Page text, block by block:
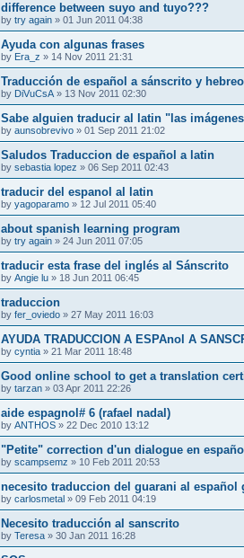
difference between suyo and tuyo???
by try again » 01 Jun 2011 04:38
Ayuda con algunas frases
by Era_z » 14 Nov 2011 21:31
Traducción de español a sánscrito y hebreo
by DiVuCsA» 13 Nov 2011 02:30
Sabe alguien traducir al latin "las
by aunsobrevivo » 01 Sep 2011 21:02
Saludos Traduccion de español a latin
by sebastia lopez » 06 Sep 2011 02:43
traducir del espanol al latin
by yagoparamo » 12 Jul 2011 05:40
about spanish learning program
by try again » 24 Jun 2011 07:05
traducir esta frase del inglés al Sánscrito
by Angie lu » 18 Jun 2011 06:45
traduccion
by fer_oviedo » 27 May 2011 16:03
AYUDA TRADUCCION A ESPAnol A
by cyntia » 21 Mar 2011 18:48
Good online school to get a translation
by tarzan » 03 Apr 2011 22:26
aide espagnol# 6 (rafael nadal)
by ANTHOS » 22 Dec 2010 13:12
"Petite" correction d'un dialogue en
by scampsemz » 10 Feb 2011 20:53
necesito traduccion del guarani al español
by carlosmetal » 09 Feb 2011 04:19
Necesito traducción al sanscrito
by Teresa » 30 Jan 2011 16:28